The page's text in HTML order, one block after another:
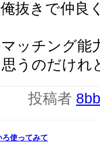
抜きで仲良
ッチング
うのだけれ
投稿者
使ってみて